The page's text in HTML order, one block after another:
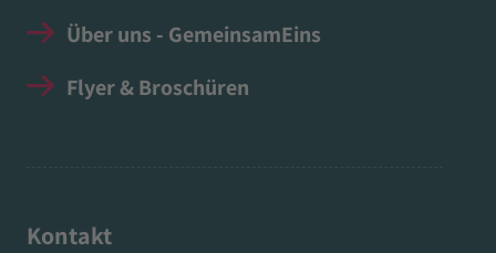
Über uns - GemeinsamEins
Flyer & Broschüren
Kontakt